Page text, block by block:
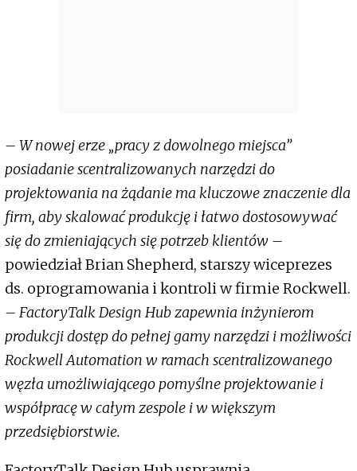
– W nowej erze „pracy z dowolnego miejsca”
posiadanie scentralizowanych narzędzi do
projektowania na żądanie ma kluczowe znaczenie dla
firm, aby skalować produkcję i łatwo dostosowywać
się do zmieniających się potrzeb klientów –
powiedział Brian Shepherd, starszy wiceprezes
ds. oprogramowania i kontroli w firmie Rockwell.
– FactoryTalk Design Hub zapewnia inżynierom
produkcji dostęp do pełnej gamy narzędzi i możliwości
Rockwell Automation w ramach scentralizowanego
węzła umożliwiającego pomyślne projektowanie i
współpracę w całym zespole i w większym
przedsiębiorstwie.